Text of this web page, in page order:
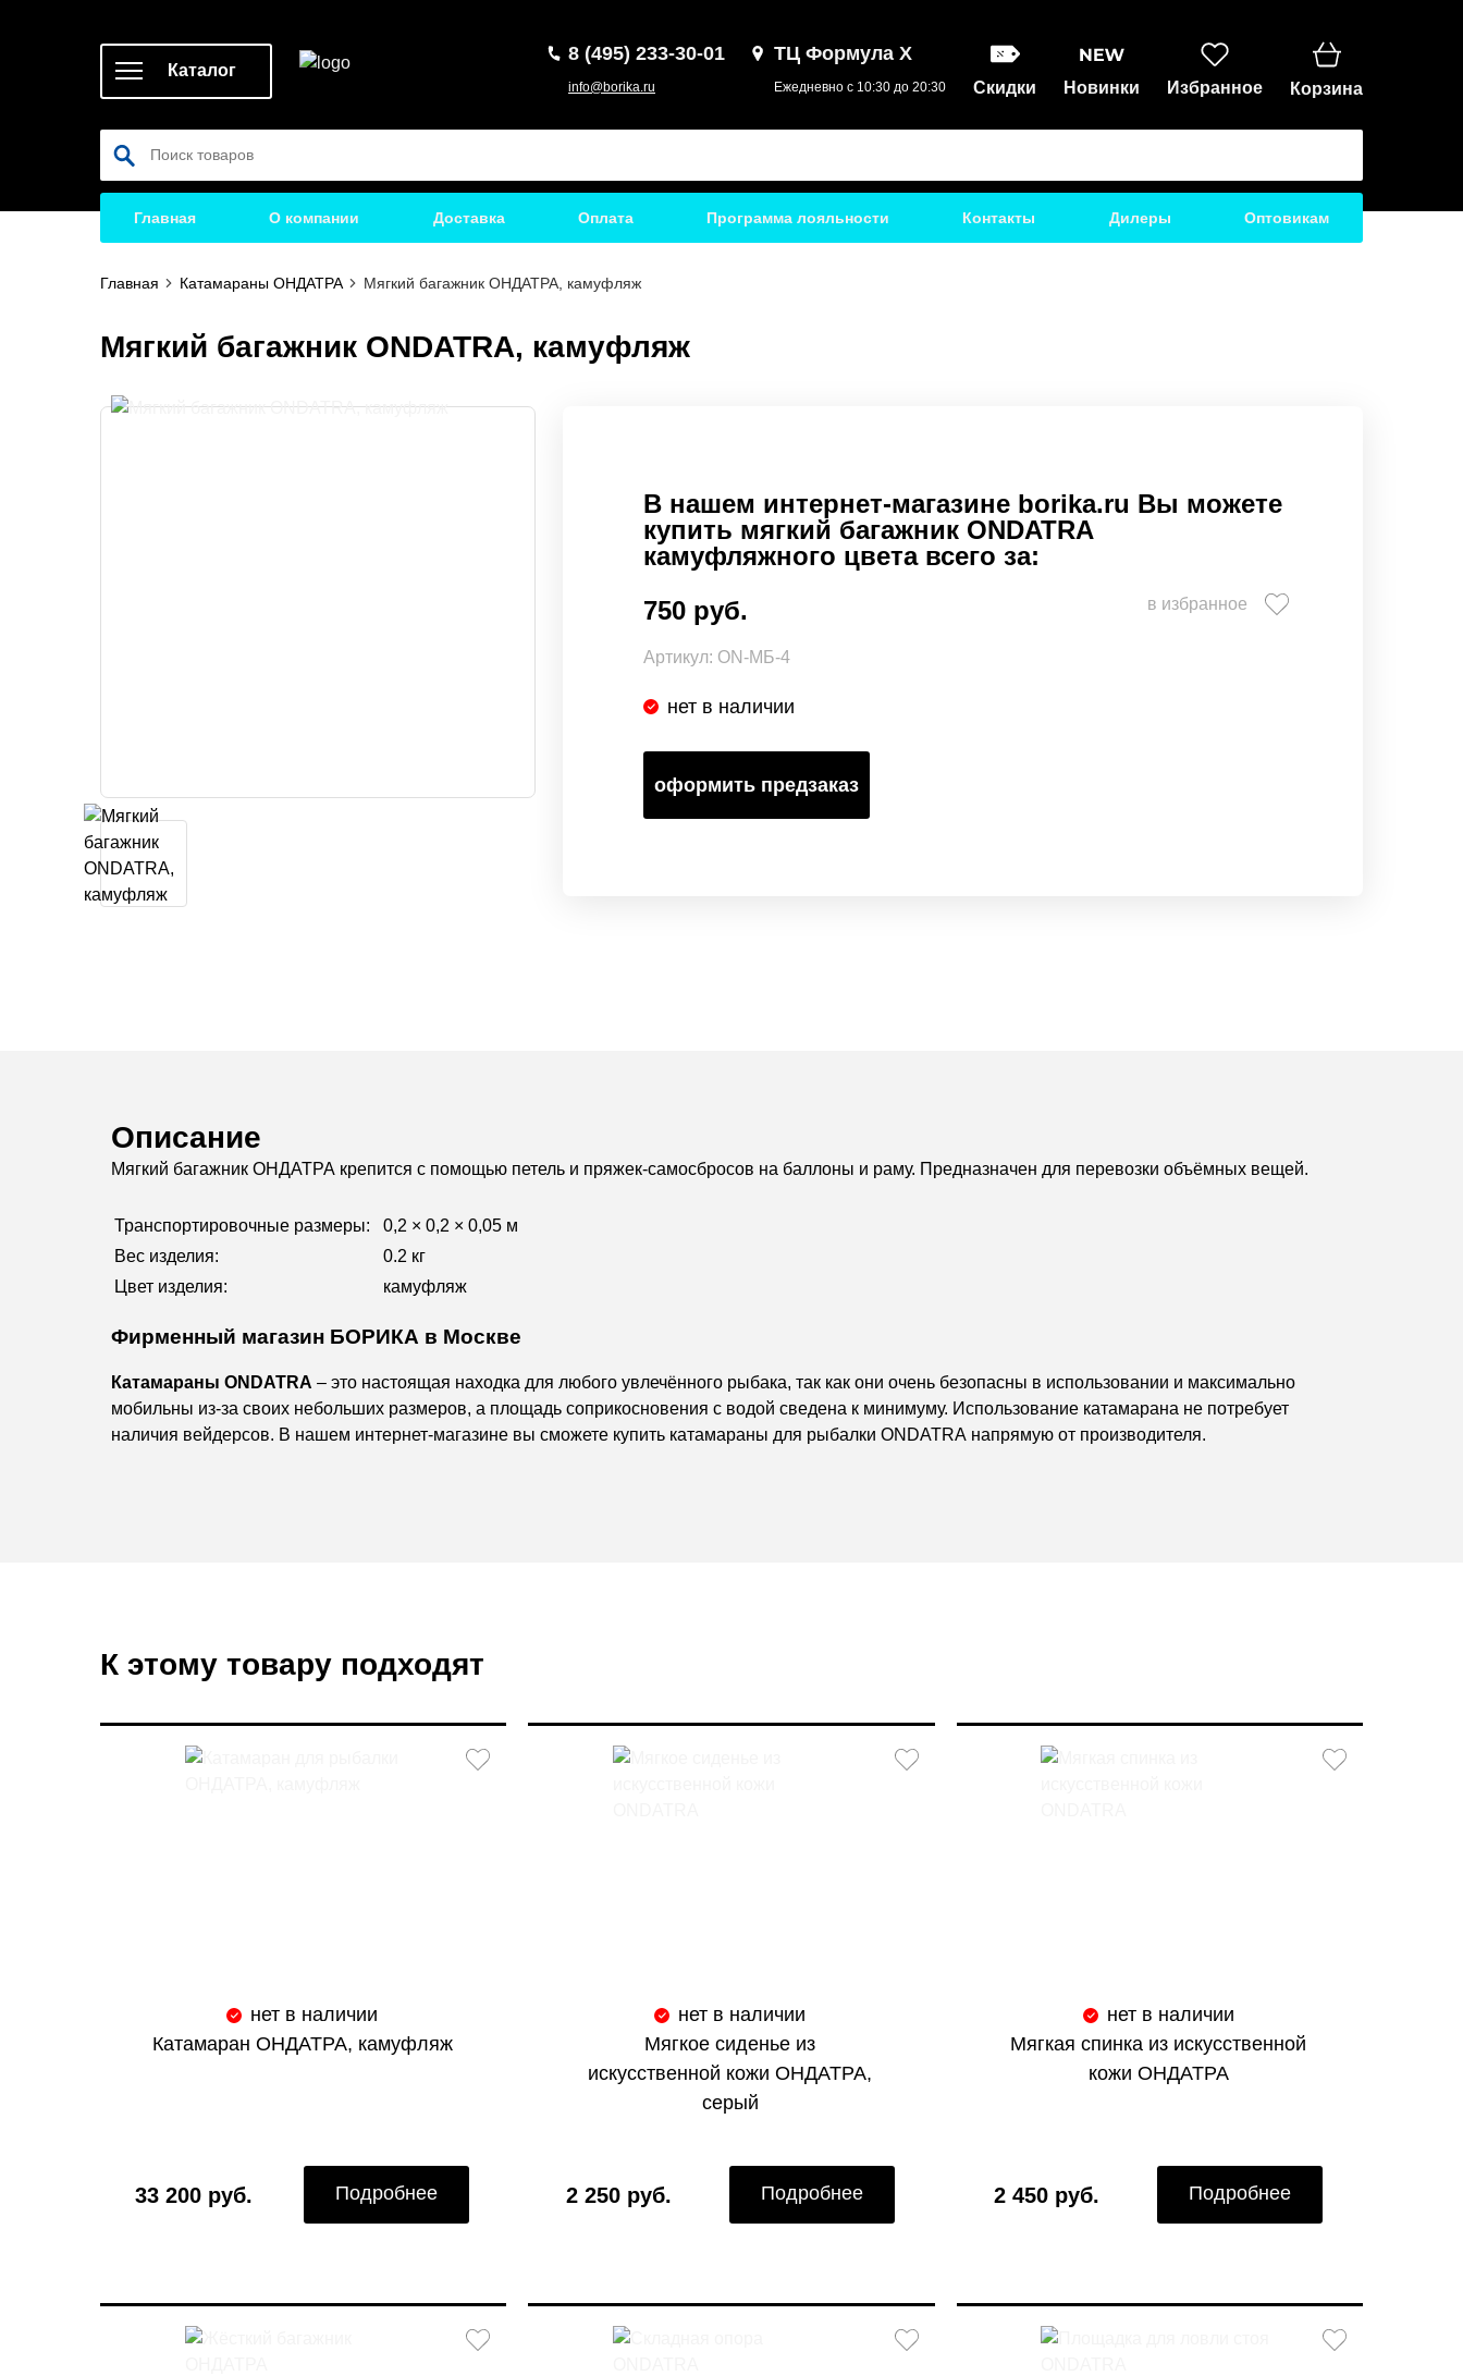
Каталог
8 (495) 233-30-01
info@borika.ru
ТЦ Формула Х
Ежедневно с 10:30 до 20:30 Скидки Новинки Избранное Корзина
Главная О компании Доставка Оплата Программа лояльности Контакты Дилеры Оптовикам
Главная Катамараны ОНДАТРА Мягкий багажник ОНДАТРА, камуфляж
Мягкий багажник ONDATRA, камуфляж
В нашем интернет-магазине borika.ru Вы можете
купить мягкий багажник ONDATRA
камуфляжного цвета всего за:
750 руб.
в избранное
Артикул: ON-МБ-4
нет в наличии
оформить предзаказ
Описание
Мягкий багажник ОНДАТРА крепится с помощью петель и пряжек-самосбросов на баллоны и раму. Предназначен для перевозки объёмных вещей.
Транспортировочные размеры:
0,2 × 0,2 × 0,05 м
Вес изделия:
0.2 кг
Цвет изделия:
камуфляж
Фирменный магазин БОРИКА в Москве
Катамараны ONDATRA – это настоящая находка для любого увлечённого рыбака, так как они очень безопасны в использовании и максимально
мобильны из-за своих небольших размеров, а площадь соприкосновения с водой сведена к минимуму. Использование катамарана не потребует
наличия вейдерсов. В нашем интернет-магазине вы сможете купить катамараны для рыбалки ONDATRA напрямую от производителя.
К этому товару подходят
нет в наличии
Катамаран ОНДАТРА, камуфляж
33 200 руб. Подробнее
нет в наличии
Мягкое сиденье из
искусственной кожи ОНДАТРА,
серый
2 250 руб. Подробнее
нет в наличии
Мягкая спинка из искусственной
кожи ОНДАТРА
2 450 руб. Подробнее